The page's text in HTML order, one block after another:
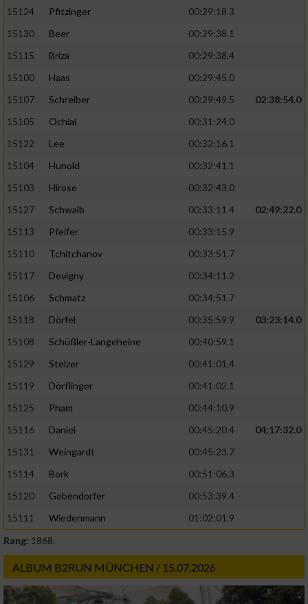
15124
Pfitzinger
00:29:18.3
15130
Beer
00:29:38.1
15115
Briza
00:29:38.4
15100
Haas
00:29:45.0
15107
Schreiber 00:29:49.5
02:38:54.0
15105
Ochiai
00:31:24.0
15122
Lee
00:32:16.1
15104
Hunold
00:32:41.1
15103
Hirose
00:32:43.0
15127
Schwalb 00:33:11.4
02:49:22.0
15113
Pfeifer
00:33:15.9
15110
Tchitchanov
00:33:51.7
15117
Devigny
00:34:11.2
15106
Schmatz
00:34:51.7
15118
Dörfel 00:35:59.9
03:23:14.0
15108
Schüßler-Langeheine
00:40:59.1
15129
Stelzer
00:41:01.4
15119
Dörflinger
00:41:02.1
15125
Pham
00:44:10.9
15116
Daniel 00:45:20.4
04:17:32.0
15131
Weingardt
00:45:23.7
15114
Bork
00:51:06.3
15120
Gebendorfer
00:53:39.4
15111
Wiedenmann
01:02:01.9
Rang: 1868.
ALBUM B2RUN MÜNCHEN / 15.07.2026